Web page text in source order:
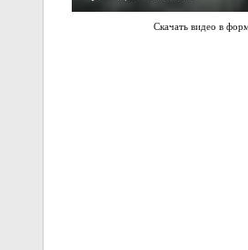
Скачать видео в